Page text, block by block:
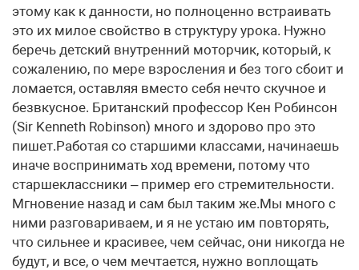
этому как к данности, но полноценно встраивать
это их милое свойство в структуру урока. Нужно
беречь детский внутренний моторчик, который, к
сожалению, по мере взросления и без того сбоит и
ломается, оставляя вместо себя нечто скучное и
безвкусное. Британский профессор Кен Робинсон
(Sir Kenneth Robinson) много и здорово про это
пишет.Работая со старшими классами, начинаешь
иначе воспринимать ход времени, потому что
старшеклассники – пример его стремительности.
Мгновение назад и сам был таким же.Мы много с
ними разговариваем, и я не устаю им повторять,
что сильнее и красивее, чем сейчас, они никогда не
будут, и все, о чем мечтается, нужно воплощать